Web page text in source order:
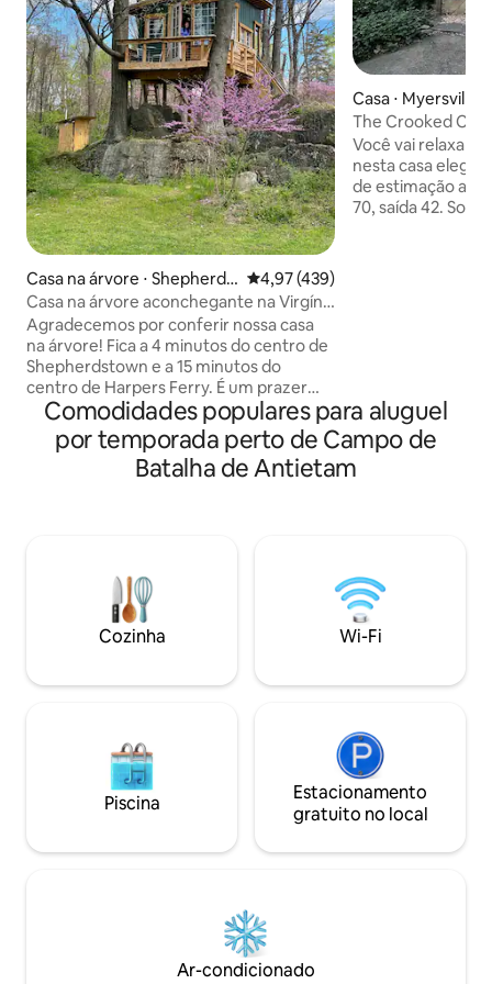
Casa na árvore ⋅ Shepherds
town
4,97 de uma avaliação média de
4,97 (439)
Casa na árvore aconchegante na Virgínia
Ocidental
Agradecemos por conferir nossa casa
na árvore! Fica a 4 minutos do centro de
Shepherdstown e a 15 minutos do
centro de Harpers Ferry. É um prazer
compartilhá-la com outras pessoas que
amam a diversão! A casa na árvore tem
aquecimento e ar condicionado, uma
pequena cozinha com uma mini
anfitrião com um banheiro e chuveiro
convencionais. Há também uma casa
externa com uma luz e itens essenciais.
Nós fornecemos lenha para a fogueira
Casa ⋅ Myersville
The Crooked
aconchegante e
Você vai relaxar
nesta casa
de estimação a
70, saída 42. Sob
lenha no inverno
rede quando
ao The Crooked
Comodidades populares para aluguel
por temporada perto de Campo de
Batalha de Antietam
Cozinha Wi-Fi
Piscina
Estacionamento
gratuito no local
Ar-condicionado